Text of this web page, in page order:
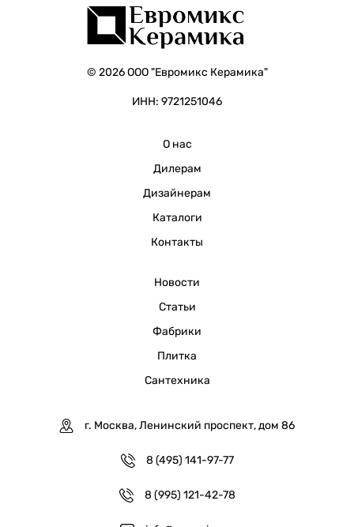
© 2026 ООО "Евромикс Керамика"
ИНН: 9721251046
О нас
Дилерам
Дизайнерам
Каталоги
Контакты
Новости
Статьи
Фабрики
Плитка
Сантехника
г. Москва, Ленинский проспект, дом 86
8 (495) 141-97-77
8 (995) 121-42-78